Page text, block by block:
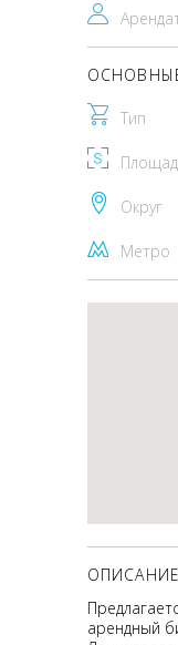
Тип
Округ
Метро
ОПИСАНИЕ
арендный